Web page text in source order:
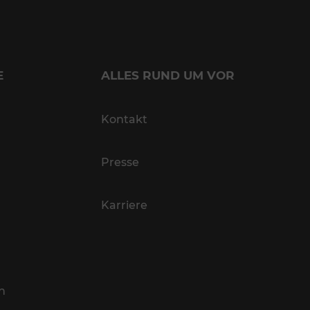
ALLES RUND UM VOR
Kontakt
Presse
Karriere